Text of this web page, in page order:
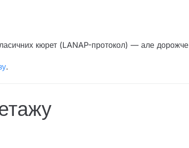
кюрет (LANAP-протокол) — але дорожче
.